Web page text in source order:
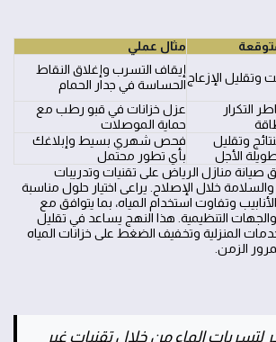
مثال عملي
وتقليل الإزعاج
إيقاف التسرب وإغلاق النقاط
الحساسة في جدار الحمام
التكرار
عزل خزانات في قبو رطب مع
حماية الموصلات
وتقليل
الأجل
فحص شهري بسيط وإبلاغك
بأي تطور محتمل
صيانة منازل الرياض على تقنيات وتدريبات
خلال الإصلاح. يراعى اختيار حلول مناسبة
وتفاوت استخدام المياه، بما يتوافق مع
والجهات التنظيمية. هذا النهج يساعد في تقليل
المنزلية وتخفيف الضغط على خزانات المياه
الزمن.
لتسربات الماء من خلال تقنيات غير